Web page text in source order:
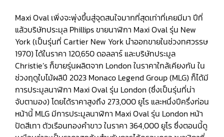
Maxi Oval เพิ่งจะพุ่งขึ้นสู่จุดสนใจมากที่สุดเท่าที่เคยมีมา ปีที่
แล้วบริษัทประมุล Phillips ขายนาฬิกา Maxi Oval รุ่น New
York (เป็นรุ่นที่ Cartier New York นำออกขายในช่วงทศวรรษ
1970) ได้ในราคา 120,650 ดอลลาร์ และบริษัทประมูล
Christie’s ก็ขายรุ่นผลิตจาก London ในราคาใกล้เคียงกัน ใน
ช่วงฤดูใบไม้ผลิปี 2023 Monaco Legend Group (MLG) ก็ได้มี
การประมูลนาฬิกา Maxi Oval รุ่น London (ซึ่งเป็นรุ่นที่น่า
จับตามอง) โดยได้ราคาสูงถึง 273,000 ยูโร และหนึ่งปีครึ่งก่อน
หน้านี้ MLG มีการประมูลนาฬิกา Maxi Oval รุ่น London หน้า
ปัดสีเทา ตัวเรือนทองคำขาว ในราคา 364,000 ยูโร ซึ่งตอนนี้ดู